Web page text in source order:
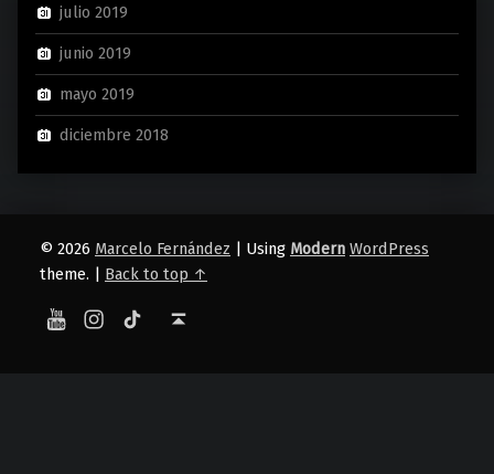
julio 2019
junio 2019
mayo 2019
diciembre 2018
© 2026 Marcelo Fernández | Using Modern WordPress
theme. | Back to top ↑